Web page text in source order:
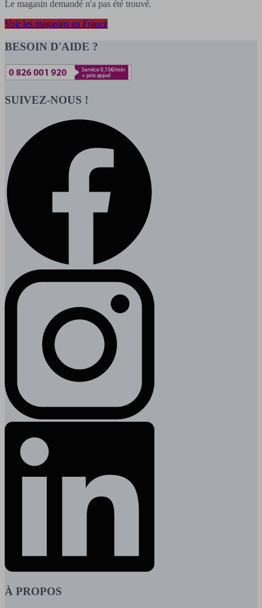
Le magasin demandé n'a pas été trouvé.
Voir les magasins en France
BESOIN D'AIDE ?
SUIVEZ-NOUS !
À PROPOS